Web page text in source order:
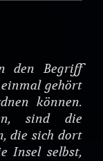
den Begriff
gehört
können.
sind die
die sich dort
Insel selbst,